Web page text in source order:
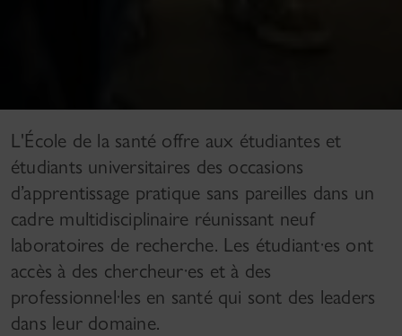
L'École de la santé offre aux étudiantes et
étudiants universitaires des occasions
d’apprentissage pratique sans pareilles dans un
cadre multidisciplinaire réunissant neuf
laboratoires de recherche. Les étudiant·es ont
accès à des chercheur·es et à des
professionnel·les en santé qui sont des leaders
dans leur domaine.